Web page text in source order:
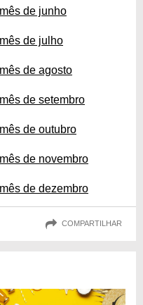
de junho
de julho
de agosto
de setembro
de outubro
de novembro
de dezembro
COMPARTILHAR